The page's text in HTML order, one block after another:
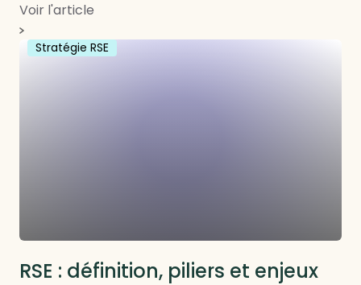
Voir l'article
Stratégie RSE
RSE : définition, piliers et enjeux